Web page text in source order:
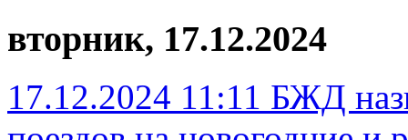
вторник, 17.12.2024
17.12.2024 11:11 БЖД